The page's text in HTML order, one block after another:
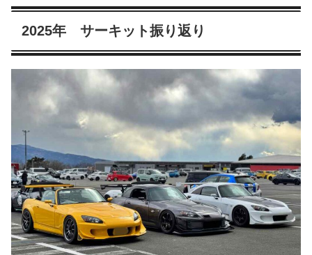
2025年 サーキット振り返り